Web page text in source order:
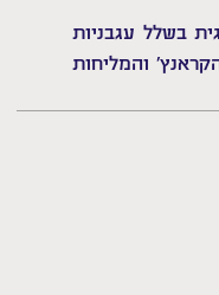
בשלל עגבניות
והמליחות